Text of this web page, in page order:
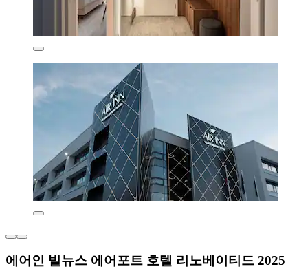
에어인 빌뉴스 에어포트 호텔 리노베이티드 2025